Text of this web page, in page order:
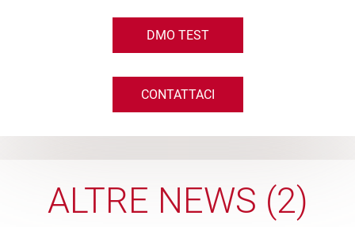
DMO TEST
CONTATTACI
ALTRE NEWS (2)